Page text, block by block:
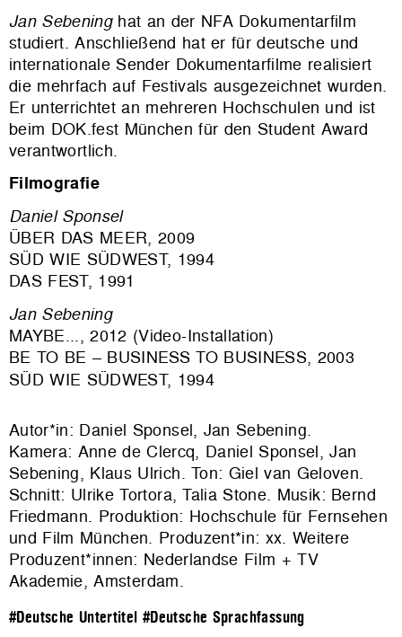
Jan Sebeninghat an der NFA Dokumentarfilm
studiert. Anschließend hat er für deutsche und
internationale Sender Dokumentarfilme realisiert
die mehrfach auf Festivals ausgezeichnet wurden.
Er unterrichtet an mehreren Hochschulen und ist
beim DOK.fest München für den Student Award
verantwortlich.
Filmografie
Daniel Sponsel
ÜBER DAS MEER, 2009
SÜD WIE SÜDWEST, 1994
DAS FEST, 1991
Jan Sebening
MAYBE..., 2012 (Video-Installation)
BE TO BE – BUSINESS TO BUSINESS, 2003
SÜD WIE SÜDWEST, 1994
Autor*in: Daniel Sponsel, Jan Sebening.
Kamera: Anne de Clercq, Daniel Sponsel, Jan
Sebening, Klaus Ulrich. Ton: Giel van Geloven.
Schnitt: Ulrike Tortora, Talia Stone. Musik: Bernd
Friedmann. Produktion: Hochschule für Fernsehen
und Film München. Produzent*in: xx. Weitere
Produzent*innen: Nederlandse Film + TV
Akademie, Amsterdam.
#Deutsche Untertitel #Deutsche Sprachfassung